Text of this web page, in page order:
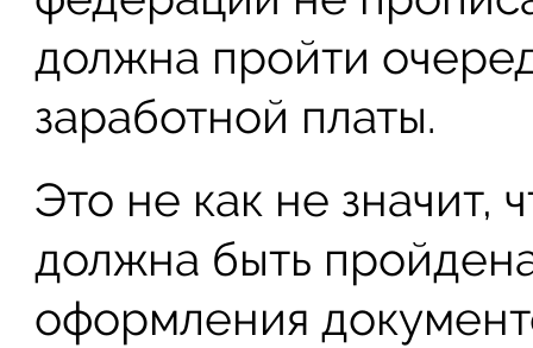
должна пройти
заработной платы.
Это не как не значит,
должна быть
оформления